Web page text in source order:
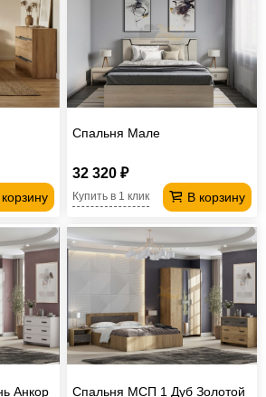
Спальня Мале
32 320 ₽
В корзину
Купить в 1 клик
Анкор Спальня МСП 1 Дуб Золотой